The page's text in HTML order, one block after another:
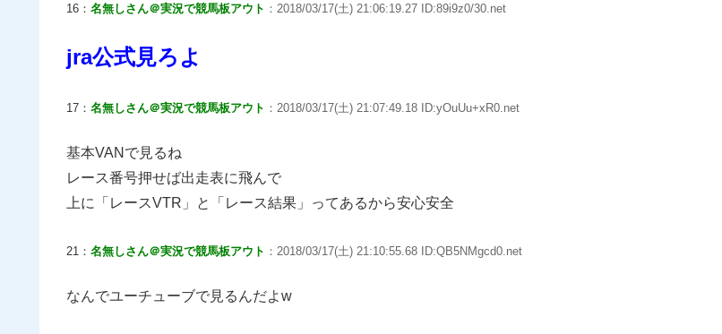
16： 名無しさん＠実況で競馬板アウト ：2018/03/17(土) 21:06:19.27 ID:89i9z0/30.net
jra公式見ろよ
17： 名無しさん＠実況で競馬板アウト ：2018/03/17(土) 21:07:49.18 ID:yOuUu+xR0.net
基本VANで見るね
レース番号押せば出走表に飛んで
上に「レースVTR」と「レース結果」ってあるから安心安全
21： 名無しさん＠実況で競馬板アウト ：2018/03/17(土) 21:10:55.68 ID:QB5NMgcd0.net
なんでユーチューブで見るんだよw